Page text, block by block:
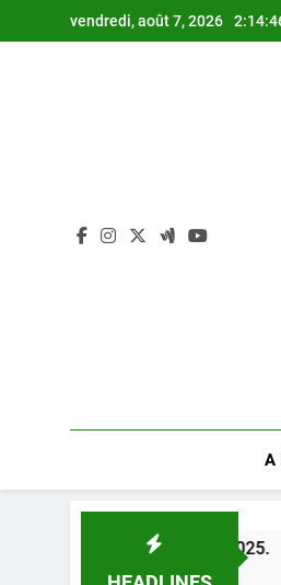
to
vendredi, août 7, 2026
A
astuces en 2025.